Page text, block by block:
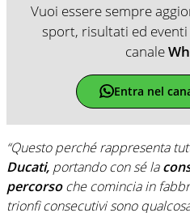
Vuoi essere sempre
sport, risultati ed
canale
Entra nel
“Questo perché rappresenta
Ducati, portando con sé la
percorsoche comincia in
trionfi consecutivi sono